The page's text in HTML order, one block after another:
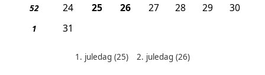
52 24 25, 1. juledag
26, 2. juledag
27 28 29 30
1 31
Helligdager denne måneden:
1. juledag(25) 2. juledag (26)